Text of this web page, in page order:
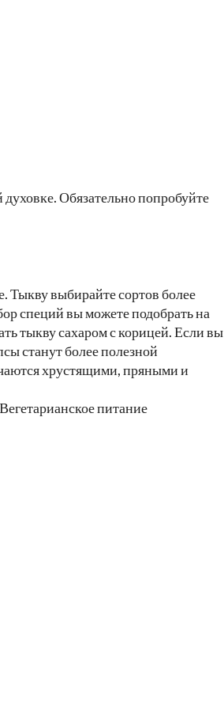
Обязательно попробуйте
Тыкву выбирайте сортов более
специй вы можете подобрать на
тыкву сахаром с корицей. Если вы
станут более полезной
хрустящими, пряными и
питание